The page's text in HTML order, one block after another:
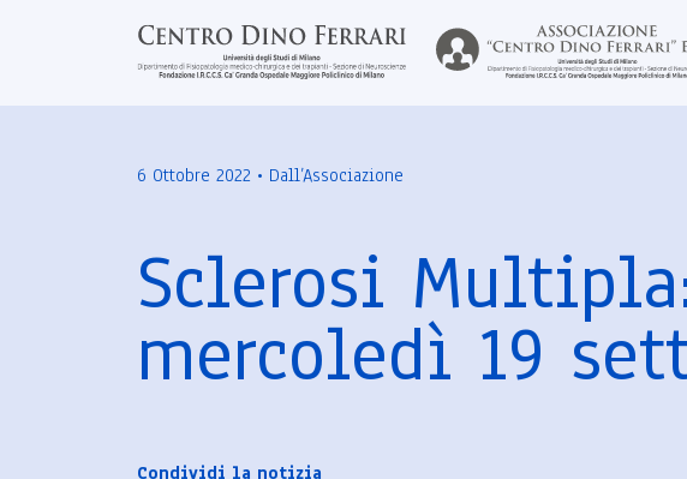
6 Ottobre 2022 • Dall’Associazione
Sclerosi
mercoledì 19
Condividi la notizia